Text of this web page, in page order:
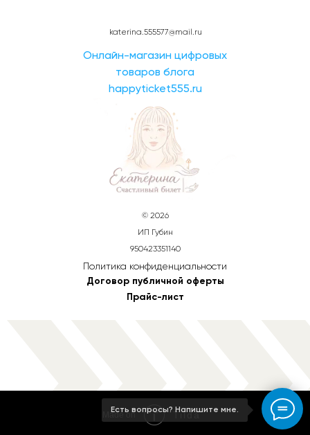
Есть вопросы? Напишите мне.
Онлайн-магазин цифровых
товаров блога
happyticket555.ru
© 2026
ИП Губин
950423351140
Политика конфиденциальности
Договор публичной оферты
Прайс-лист
katerina.555577@mail.ru
Made on Tilda